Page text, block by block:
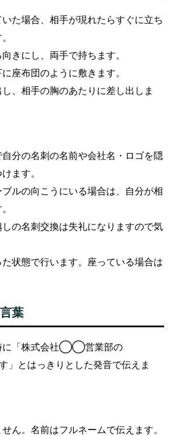
た場合、相手が現れたらすぐに立ち
きにし、両手で持ちます。
座布団のように敷きます。
、相手の胸のあたりに差し出しま
分の名刺の名前や会社名・ロゴを隠
ます。
ルの向こうにいる場合は、自分が相
の名刺交換は失礼になりますので気
状態で行います。座っている場合は
葉
に「株式会社◯◯営業部の
はっきりとした発音で伝えま
ん。名前はフルネームで伝えます。